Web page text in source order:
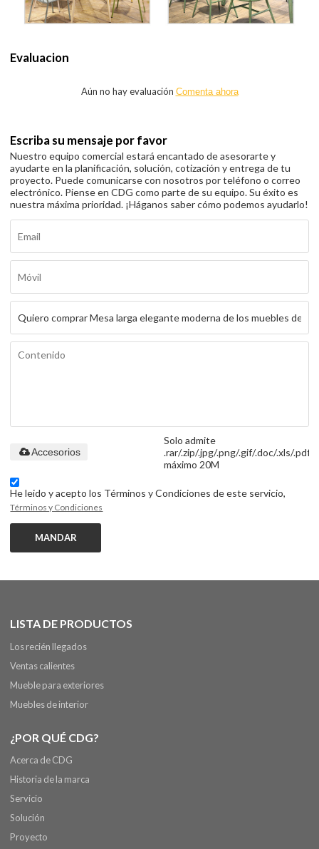
Evaluacion
Aún no hay evaluación Comenta ahora
Escriba su mensaje por favor
Nuestro equipo comercial estará encantado de asesorarte y
ayudarte en la planificación, solución, cotización y entrega de tu
proyecto. Puede comunicarse con nosotros por teléfono o correo
electrónico. Piense en CDG como parte de su equipo. Su éxito es
nuestra máxima prioridad. ¡Háganos saber cómo podemos ayudarlo!
Solo admite
.rar/.zip/.jpg/.png/.gif/.doc/.xls/.pdf,
máximo 20M
Accesorios
He leido y acepto los Términos y Condiciones de este servicio,
Términos y Condiciones
MANDAR
LISTA DE PRODUCTOS
Los recién llegados
Ventas calientes
Mueble para exteriores
Muebles de interior
¿POR QUÉ CDG?
Acerca de CDG
Historia de la marca
Servicio
Solución
Proyecto